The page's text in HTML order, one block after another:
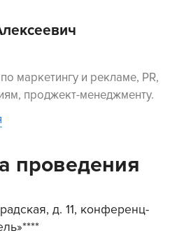
маркетингу и рекламе, PR,
проджект-менеджменту.
проведения
д. 11, конференц-